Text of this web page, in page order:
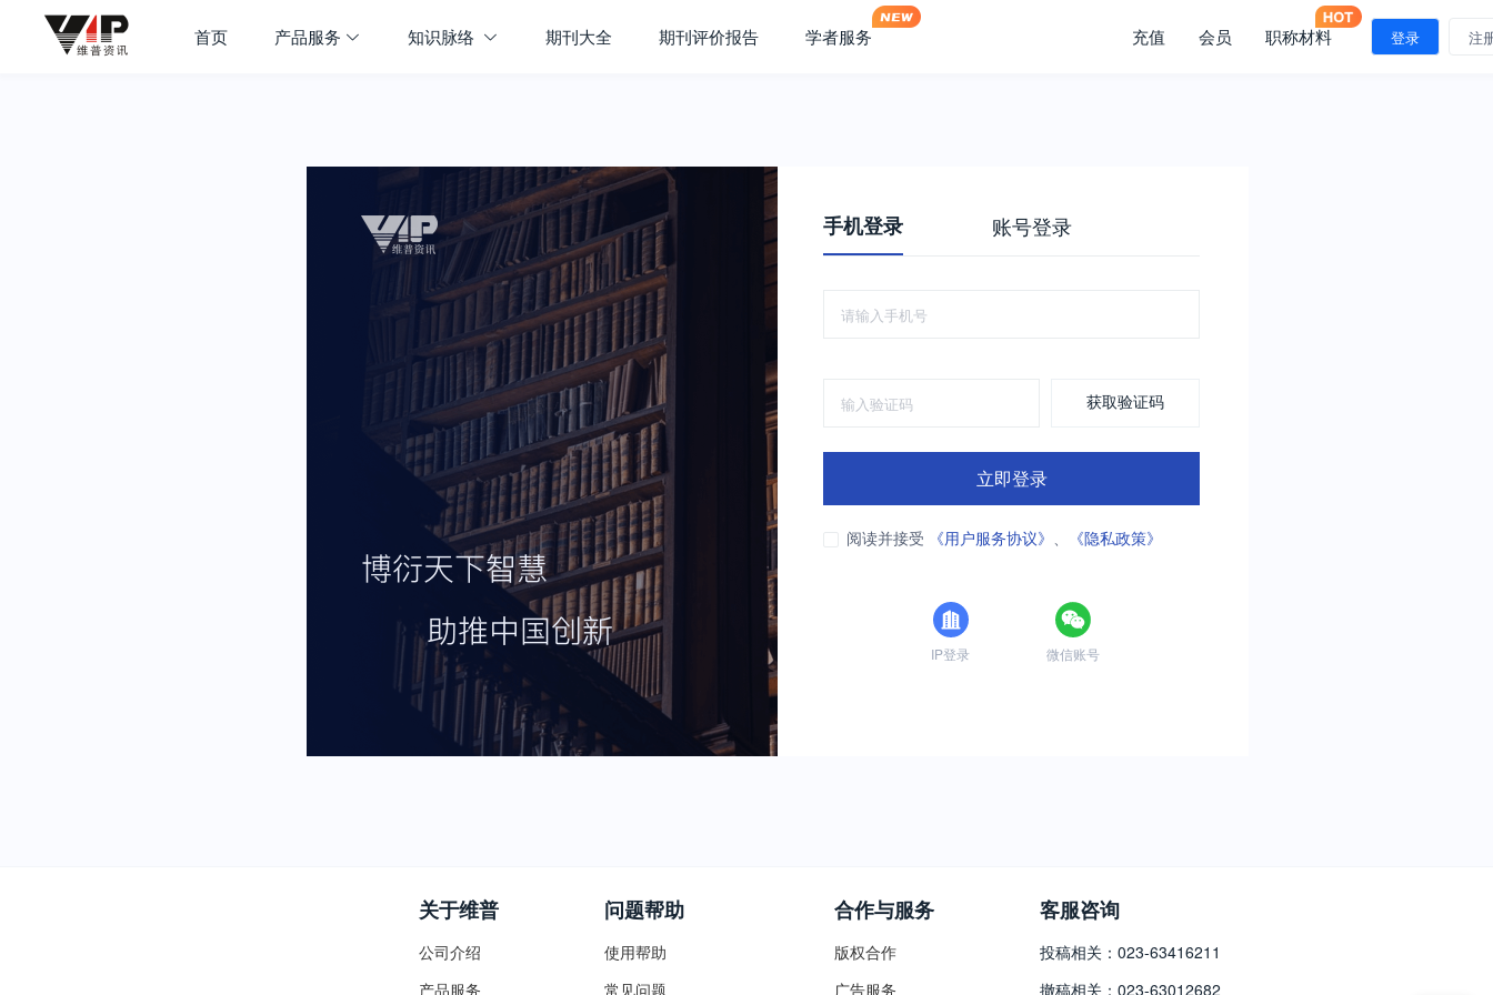
首页 产品服务 知识脉络 期刊大全 期刊评价报告 学者服务 充值 会员 职称材料 登录 注
手机登录 账号登录
获取验证码
立即登录
阅读并接受 《用户服务协议》 、 《隐私政策》
IP登录 微信账号
关于维普
公司介绍
产品服务
问题帮助
使用帮助
常见问题
合作与服务
版权合作
广告服务
客服咨询
投稿相关：023-63416211
撤稿相关：023-63012682